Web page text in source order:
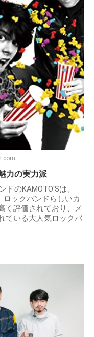
力の実力派
のKAMOTO'Sは、
ロックバンドらしいカ
く評価されており、メ
ている大人気ロックバ